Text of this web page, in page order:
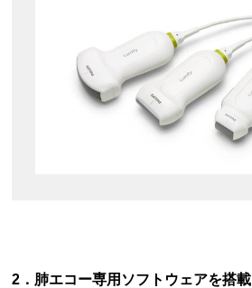
2．肺エコー専用ソフトウェアを搭載